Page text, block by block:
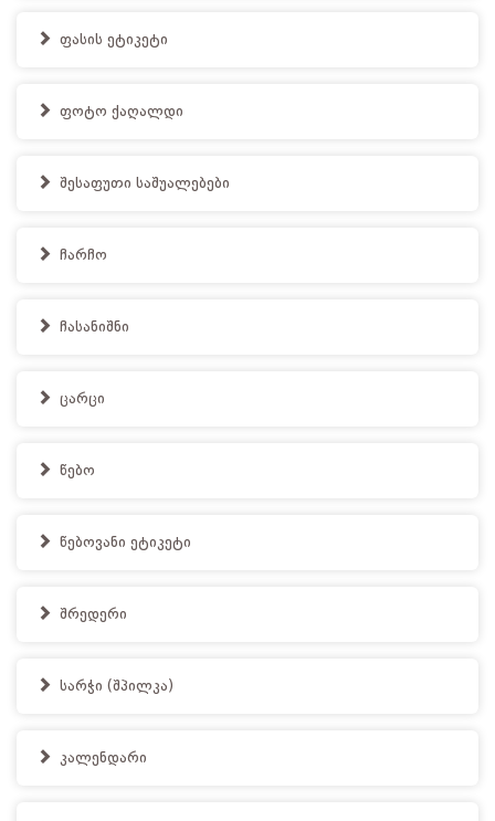
ფასის ეტიკეტი
ფოტო ქაღალდი
შესაფუთი საშუალებები
ჩარჩო
ჩასანიშნი
ცარცი
წებო
წებოვანი ეტიკეტი
შრედერი
სარჭი (შპილკა)
კალენდარი